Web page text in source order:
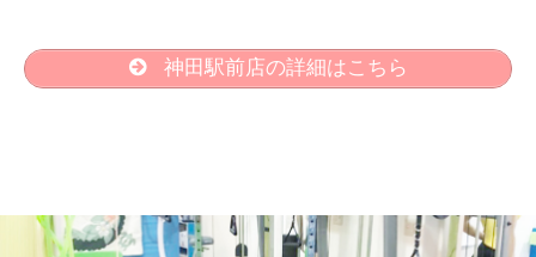
神田駅前店の詳細はこちら